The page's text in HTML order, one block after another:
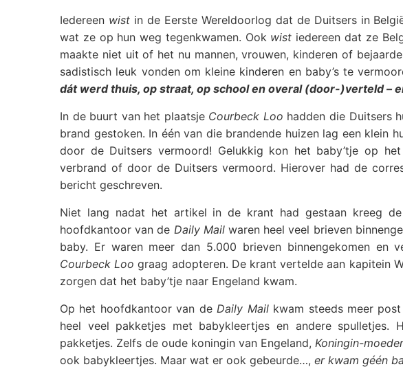
Iedereen wistin de Eerste Wereldoorlog dat de Duitsers in
wat ze op hun weg tegenkwamen. Ook wist iedereen dat ze
maakte niet uit of het nu mannen, vrouwen, kinderen of
sadistisch leuk vonden om kleine kinderen en baby’s te
dát werd thuis, op straat, op school en overal (door-)verteld –
In de buurt van het plaatsje Courbeck Loo hadden die Duitsers
brand gestoken. In één van die brandende huizen lag een klein
door de Duitsers vermoord! Gelukkig kon het baby’tje op
verbrand of door de Duitsers vermoord. Hierover had de
bericht geschreven.
Niet lang nadat het artikel in de krant had gestaan kreeg
hoofdkantoor van de Daily Mailwaren heel veel brieven
baby. Er waren meer dan 5.000 brieven binnengekomen en
Courbeck Loo graag adopteren. De krant vertelde aan kapitein
zorgen dat het baby’tje naar Engeland kwam.
Op het hoofdkantoor van deDaily Mailkwam steeds meer
heel veel pakketjes met babykleertjes en andere
pakketjes. Zelfs de oude koningin van Engeland, Koningin-
ook babykleertjes. Maar wat er ook gebeurde…, er kwam géén